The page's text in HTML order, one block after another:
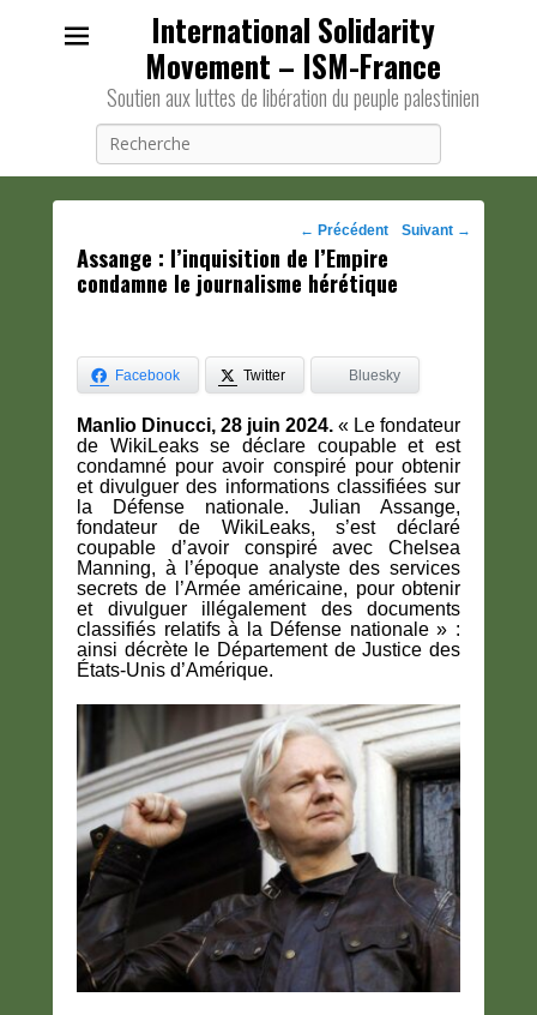
International Solidarity
Movement – ISM-France
Soutien aux luttes de libération du peuple palestinien
Navigation
des
← Précédent Suivant →
Assange : l’inquisition de l’Empire
condamne le journalisme hérétique
Facebook Twitter Bluesky
Manlio Dinucci, 28 juin 2024. « Le fondateur
de WikiLeaks se déclare coupable et est
condamné pour avoir conspiré pour obtenir
et divulguer des informations classifiées sur
la Défense nationale. Julian Assange,
fondateur de WikiLeaks, s’est déclaré
coupable d’avoir conspiré avec Chelsea
Manning, à l’époque analyste des services
secrets de l’Armée américaine, pour obtenir
et divulguer illégalement des documents
classifiés relatifs à la Défense nationale » :
ainsi décrète le Département de Justice des
États-Unis d’Amérique.